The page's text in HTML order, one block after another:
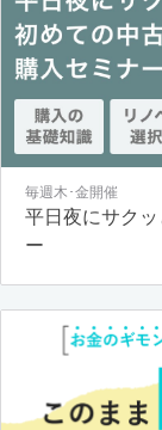
毎週木･金開催
平日夜にサク
ー